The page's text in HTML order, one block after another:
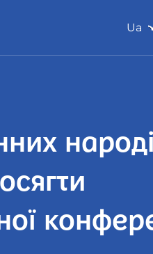
Ua